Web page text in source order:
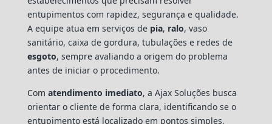
entupimentos com rapidez, segurança e qualidade.
A equipe atua em serviços de pia, ralo, vaso
sanitário, caixa de gordura, tubulações e redes de
esgoto, sempre avaliando a origem do problema
antes de iniciar o procedimento.
Com atendimento imediato, a Ajax Soluções busca
orientar o cliente de forma clara, identificando se o
entupimento está localizado em pontos simples,